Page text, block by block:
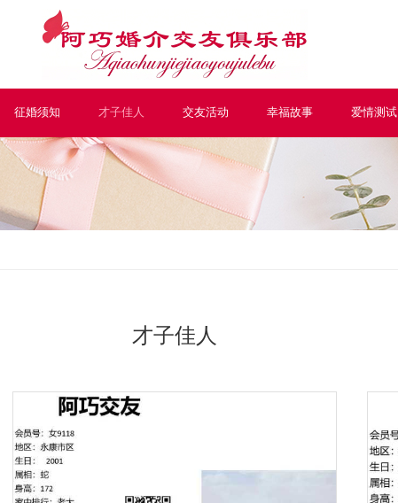
征婚须知 才子佳人 交友活动 幸福故事 爱情测试
才子佳人